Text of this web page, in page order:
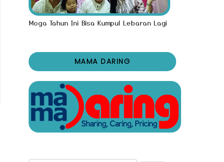
Moga Tahun Ini Bisa Kumpul Lebaran Lagi
MAMA DARING